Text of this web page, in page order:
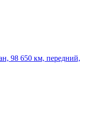
98 650 км, передний,